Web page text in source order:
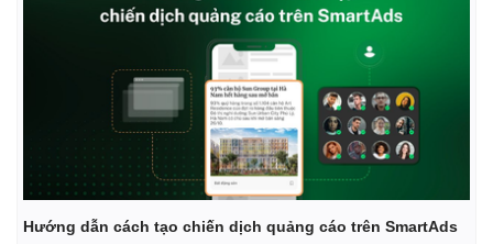
Hướng dẫn cách tạo chiến dịch quảng cáo trên SmartAds